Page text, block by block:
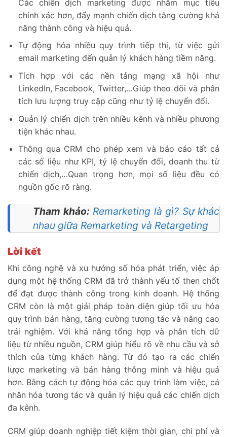
Các chiến dịch marketing được nhắm mục tiêu
chính xác hơn, đẩy mạnh chiến dịch tăng cường khả
năng thành công và hiệu quả.
Tự động hóa nhiều quy trình tiếp thị, từ việc gửi
email marketing đến quản lý khách hàng tiềm năng.
Tích hợp với các nền tảng mạng xã hội như
LinkedIn, Facebook, Twitter,…Giúp theo dõi và phân
tích lưu lượng truy cập cũng như tỷ lệ chuyển đổi.
Quản lý chiến dịch trên nhiều kênh và nhiều phương
tiện khác nhau.
Thông qua CRM cho phép xem và báo cáo tất cả
các số liệu như KPI, tỷ lệ chuyển đổi, doanh thu từ
chiến dịch,…Quan trọng hơn, mọi số liệu đều có
nguồn gốc rõ ràng.
Tham khảo: Remarketing là gì? Sự khác
nhau giữa Remarketing và Retargeting
Lời kết
Khi công nghệ và xu hướng số hóa phát triển, việc áp
dụng một hệ thống CRM đã trở thành yếu tố then chốt
để đạt được thành công trong kinh doanh. Hệ thống
CRM còn là một giải pháp toàn diện giúp tối ưu hóa
quy trình bán hàng, tăng cường tương tác và nâng cao
trải nghiệm. Với khả năng tổng hợp và phân tích dữ
liệu từ nhiều nguồn, CRM giúp hiểu rõ về nhu cầu và sở
thích của từng khách hàng. Từ đó tạo ra các chiến
lược marketing và bán hàng thông minh và hiệu quả
hơn. Bằng cách tự động hóa các quy trình làm việc, cá
nhân hóa tương tác và quản lý hiệu quả các chiến dịch
đa kênh.
CRM giúp doanh nghiệp tiết kiệm thời gian, chi phí và